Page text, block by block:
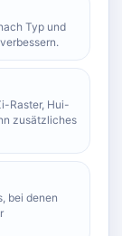
Typ und
Raster, Hui-
zusätzliches
bei denen